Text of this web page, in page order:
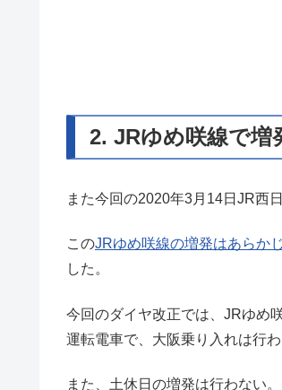
2. JRゆめ咲線で増
また今回の2020年3月14日JR西
このJRゆめ咲線の増発はあらか
した。
今回のダイヤ改正では、JRゆめ
運転電車で、大阪乗り入れは行わ
また、土休日の増発は行わない。